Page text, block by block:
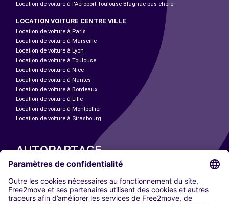
Location de voiture à l'Aéroport Toulouse-Blagnac pas chère
LOCATION VOITURE CENTRE VILLE
Location de voiture à Paris
Location de voiture à Marseille
Location de voiture à Lyon
Location de voiture à Toulouse
Location de voiture à Nice
Location de voiture à Nantes
Location de voiture à Bordeaux
Location de voiture à Lille
Location de voiture à Montpellier
Location de voiture à Strasbourg
AUTOPARTAGE
Paris
Madrid
Washington DC